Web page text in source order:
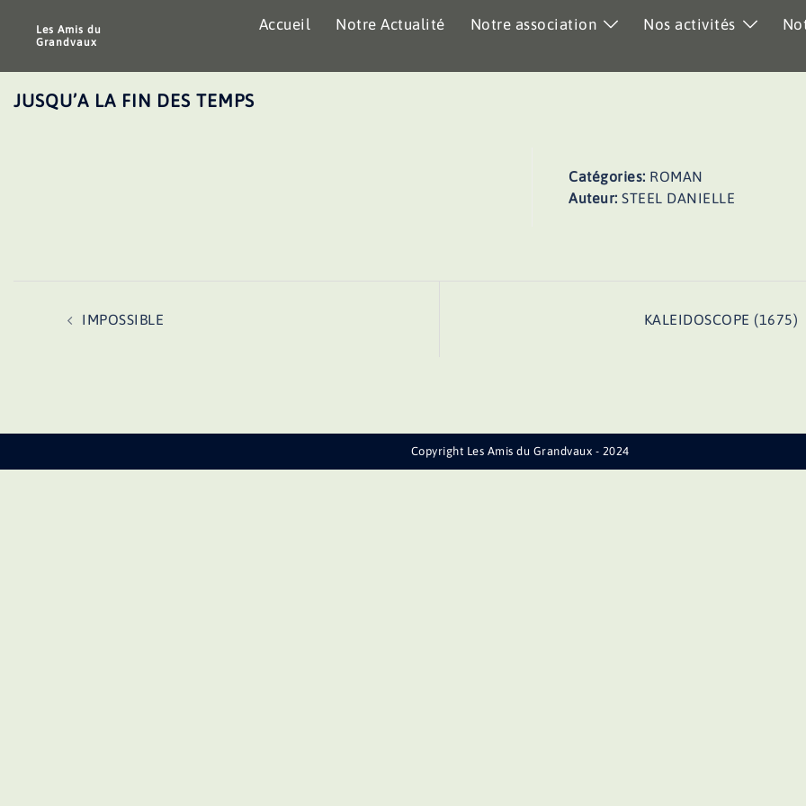
Les Amis du
Grandvaux
Accueil Notre Actualité Notre association Nos activités
JUSQU’A LA FIN DES TEMPS
Catégories: ROMAN
Auteur:STEEL DANIELLE
IMPOSSIBLE KALEIDOSCOPE (1675)
Copyright Les Amis du Grandvaux - 2024